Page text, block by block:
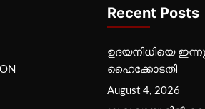
Recent Posts
ഉദയനിധിയെ ഇന്നു
ഹൈക്കോടതി
August 4, 2026